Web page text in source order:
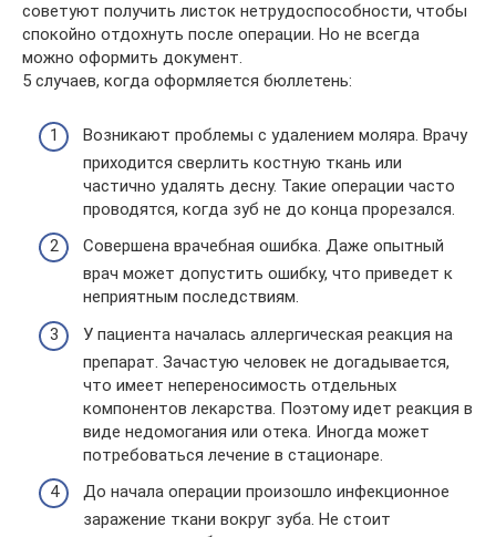
советуют получить листок нетрудоспособности, чтобы
спокойно отдохнуть после операции. Но не всегда
можно оформить документ.
5 случаев, когда оформляется бюллетень:
Возникают проблемы с удалением моляра. Врачу
приходится сверлить костную ткань или
частично удалять десну. Такие операции часто
проводятся, когда зуб не до конца прорезался.
Совершена врачебная ошибка. Даже опытный
врач может допустить ошибку, что приведет к
неприятным последствиям.
У пациента началась аллергическая реакция на
препарат. Зачастую человек не догадывается,
что имеет непереносимость отдельных
компонентов лекарства. Поэтому идет реакция в
виде недомогания или отека. Иногда может
потребоваться лечение в стационаре.
До начала операции произошло инфекционное
заражение ткани вокруг зуба. Не стоит